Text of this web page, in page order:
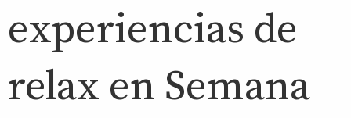
experiencias de
relax en Semana